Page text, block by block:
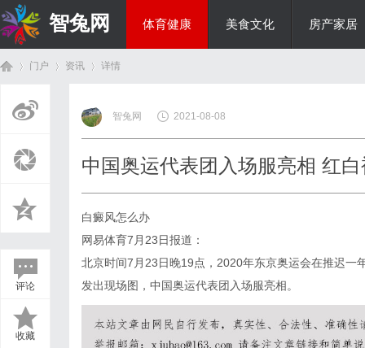
智兔网 体育健康 美食文化 房产家居
门户 资讯
›
详情
评论
收藏
智兔网 2021-08-08
中国奥运代表团入场服亮相 红
白癜风怎么办
网易体育7月23日报道：
北京时间7月23日晚19点，2020年东京奥运会在推迟一
发出现场图，中国奥运代表团入场服亮相。